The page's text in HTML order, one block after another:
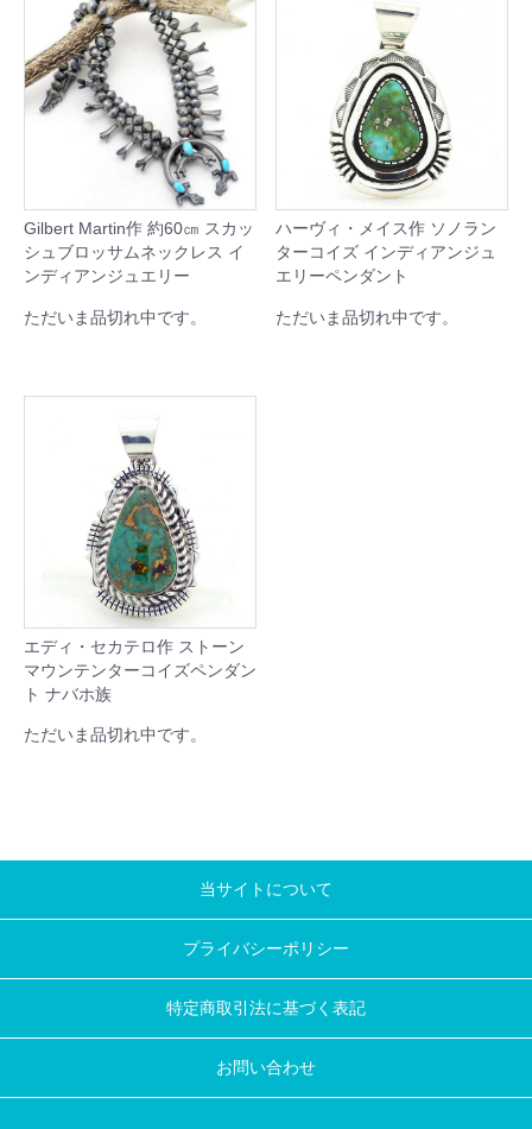
Gilbert Martin作 約60㎝ スカッ
シュブロッサムネックレス イ
ンディアンジュエリー
ただいま品切れ中です。
ハーヴィ・メイス作 ソノラン
ターコイズ インディアンジュ
エリーペンダント
ただいま品切れ中です。
エディ・セカテロ作 ストーン
マウンテンターコイズペンダン
ト ナバホ族
ただいま品切れ中です。
当サイトについて
プライバシーポリシー
特定商取引法に基づく表記
お問い合わせ